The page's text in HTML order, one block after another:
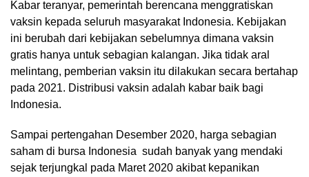
Kabar teranyar, pemerintah berencana menggratiskan
vaksin kepada seluruh masyarakat Indonesia. Kebijakan
ini berubah dari kebijakan sebelumnya dimana vaksin
gratis hanya untuk sebagian kalangan. Jika tidak aral
melintang, pemberian vaksin itu dilakukan secara bertahap
pada 2021. Distribusi vaksin adalah kabar baik bagi
Indonesia.
Sampai pertengahan Desember 2020, harga sebagian
saham di bursa Indonesia sudah banyak yang mendaki
sejak terjungkal pada Maret 2020 akibat kepanikan